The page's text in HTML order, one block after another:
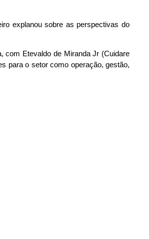
explanou sobre as perspectivas do
com Etevaldo de Miranda Jr (Cuidare
para o setor como operação, gestão,